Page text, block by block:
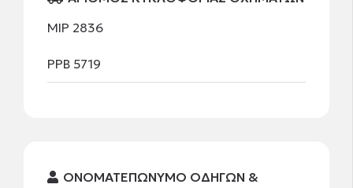
ΜΙΡ 2836
ΡΡΒ 5719
ΟΝΟΜΑΤΕΠΩΝΥΜΟ ΟΔΗΓΩΝ &